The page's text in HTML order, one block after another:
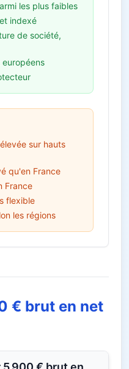
les plus faibles
indexé
de société,
sur hauts
qu'en France
France
flexible
les régions
€ brut en net